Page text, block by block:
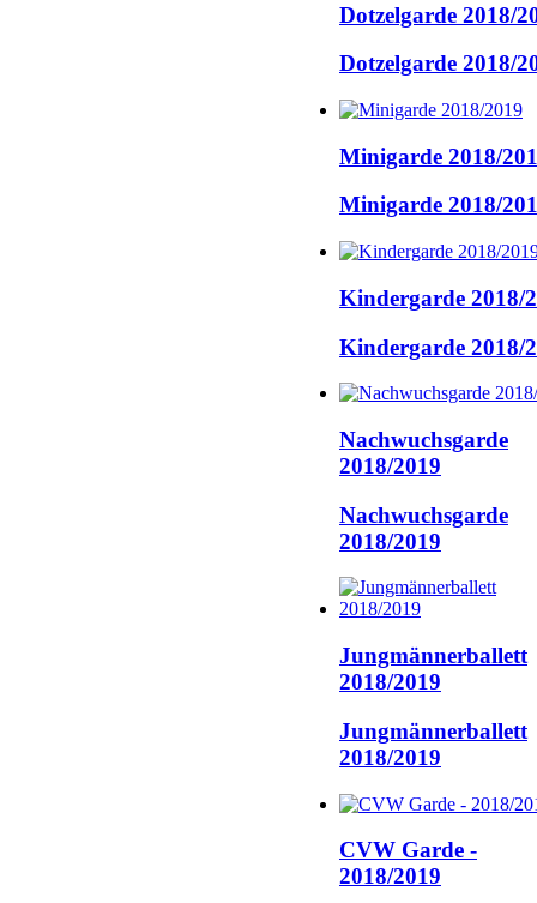
Dotzelgarde 2018/
Dotzelgarde 2018/
Minigarde 2018/
Minigarde 2018/
Kindergarde 2018/
Kindergarde 2018/
Nachwuchsgarde
2018/2019
Nachwuchsgarde
2018/2019
Jungmännerballett
2018/2019
Jungmännerballett
2018/2019
CVW Garde -
2018/2019